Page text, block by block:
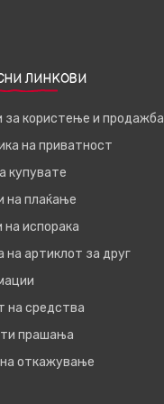
ЛИНКОВИ
за користење и продажба
на приватност
купувате
на плаќање
на испорака
на артиклот за друг
на средства
прашања
откажување